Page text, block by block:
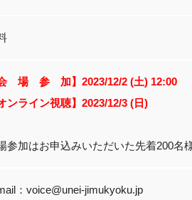
会 場 参 加】 2023/12/2 (土) 12:00
ンライン視聴】 2023/12/3 (日)
参加はお申込みいただいた先着200名
：voice@unei-jimukyoku.jp